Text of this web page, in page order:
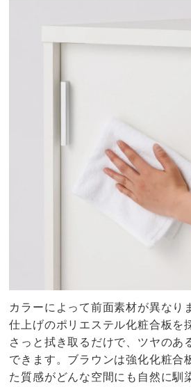
カラーによって前面素材が異なり
仕上げのポリエステル化粧合板を
さっと拭き取るだけで、ツヤのあ
できます。ブラウンは強化化粧合
た質感がどんな空間にも自然に馴